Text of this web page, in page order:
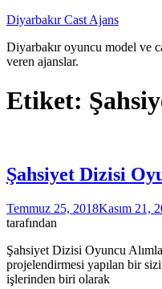
İçeriğe
Diyarbakır Cast Ajans
Diyarbakır oyuncu model ve
veren ajanslar.
Etiket:
Şahsiyet Dizisi
Temmuz 25, 2018Kasım 21,
tarafından
Şahsiyet Dizisi Oyuncu
projelendirmesi yapılan bir
işlerinden biri olarak